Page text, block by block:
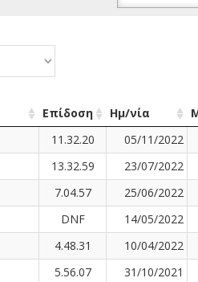
Επίδοση Ημ/νία
11.32.20 05/11/2022
13.32.59 23/07/2022
7.04.57 25/06/2022
DNF 14/05/2022
4.48.31 10/04/2022
5.56.07 31/10/2021